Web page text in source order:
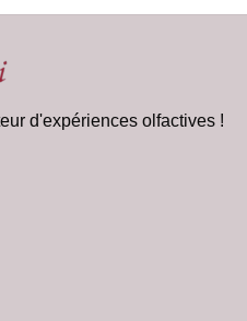
d'expériences olfactives !